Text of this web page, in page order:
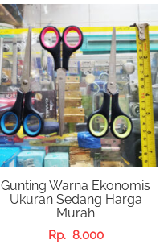
Gunting Warna Ekonomis
Ukuran Sedang Harga
Murah
Rp. 8.000